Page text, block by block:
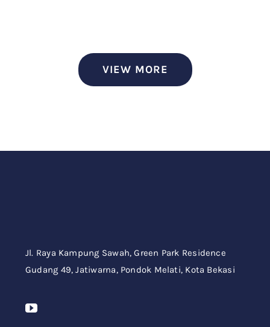
VIEW MORE
Jl. Raya Kampung Sawah,Green Park Residence
Gudang 49,Jatiwarna, Pondok Melati, Kota Bekasi